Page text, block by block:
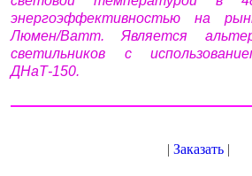
энергоэффективностью на
Люмен/Ватт. Является
светильников с
ДНаТ-150.
| Заказать|